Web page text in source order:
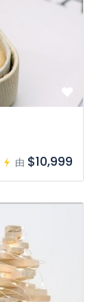
由 $10,999